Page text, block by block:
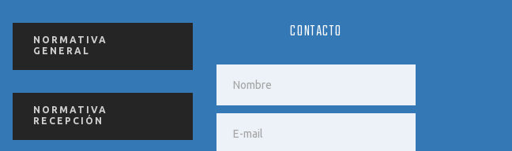
NORMATIVA
GENERAL
NORMATIVA
RECEPCIÓN
CONTACTO